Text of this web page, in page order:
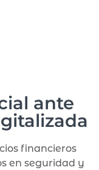
ante
financieros
en seguridad y